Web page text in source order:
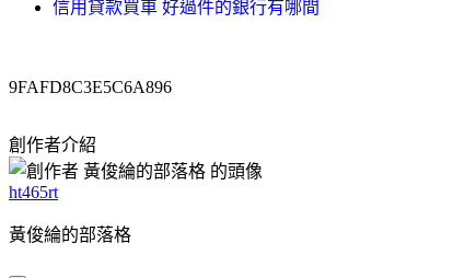
信用貸款買車 好過件的銀行有哪間
9FAFD8C3E5C6A896
創作者介紹
ht465rt
黃俊綸的部落格